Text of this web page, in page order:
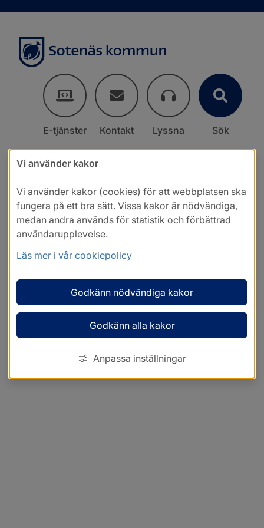
E-tjänster Kontakt Lyssna Sök
Vi använder kakor
Vi använder kakor (cookies) för att webbplatsen ska
fungera på ett bra sätt. Vissa kakor är nödvändiga,
medan andra används för statistik och förbättrad
användarupplevelse.
Läs mer i vår cookiepolicy
Godkänn nödvändiga kakor
Godkänn alla kakor
Anpassa inställningar